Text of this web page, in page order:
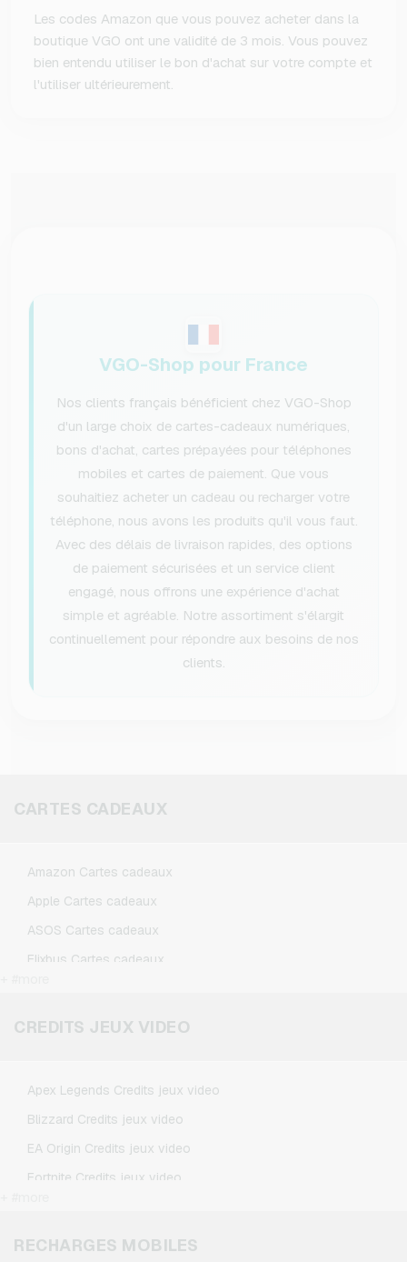
Les codes Amazon que vous pouvez acheter dans la
boutique VGO ont une validité de 3 mois. Vous pouvez
bien entendu utiliser le bon d'achat sur votre compte et
l'utiliser ultérieurement.
VGO-Shop pour France
Nos clients français bénéficient chez VGO-Shop
d'un large choix de cartes-cadeaux numériques,
bons d'achat, cartes prépayées pour téléphones
mobiles et cartes de paiement. Que vous
souhaitiez acheter un cadeau ou recharger votre
téléphone, nous avons les produits qu'il vous faut.
Avec des délais de livraison rapides, des options
de paiement sécurisées et un service client
engagé, nous offrons une expérience d'achat
simple et agréable. Notre assortiment s'élargit
continuellement pour répondre aux besoins de nos
clients.
CARTES CADEAUX
Amazon Cartes cadeaux
Apple Cartes cadeaux
ASOS Cartes cadeaux
Flixbus Cartes cadeaux
Google Play Cartes cadeaux
Zalando Cartes cadeaux
CREDITS JEUX VIDEO
Apex Legends Credits jeux video
Blizzard Credits jeux video
EA Origin Credits jeux video
Fortnite Credits jeux video
Minecraft Credits jeux video
RECHARGES MOBILES